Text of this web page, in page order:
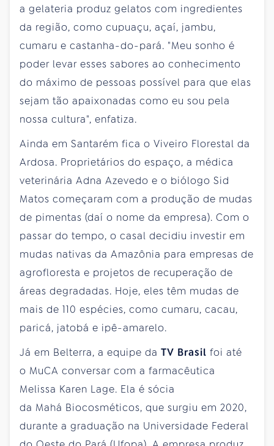
a gelateria produz gelatos com ingredientes
da região, como cupuaçu, açaí, jambu,
cumaru e castanha-do-pará. "Meu sonho é
poder levar esses sabores ao conhecimento
do máximo de pessoas possível para que elas
sejam tão apaixonadas como eu sou pela
nossa cultura", enfatiza.
Ainda em Santarém fica o Viveiro Florestal da
Ardosa. Proprietários do espaço, a médica
veterinária Adna Azevedo e o biólogo Sid
Matos começaram com a produção de mudas
de pimentas (daí o nome da empresa). Com o
passar do tempo, o casal decidiu investir em
mudas nativas da Amazônia para empresas de
agrofloresta e projetos de recuperação de
áreas degradadas. Hoje, eles têm mudas de
mais de 110 espécies, como cumaru, cacau,
paricá, jatobá e ipê-amarelo.
Já em Belterra, a equipe da TV Brasil foi até
o MuCA conversar com a farmacêutica
Melissa Karen Lage. Ela é sócia
da Mahá Biocosméticos, que surgiu em 2020,
durante a graduação na Universidade Federal